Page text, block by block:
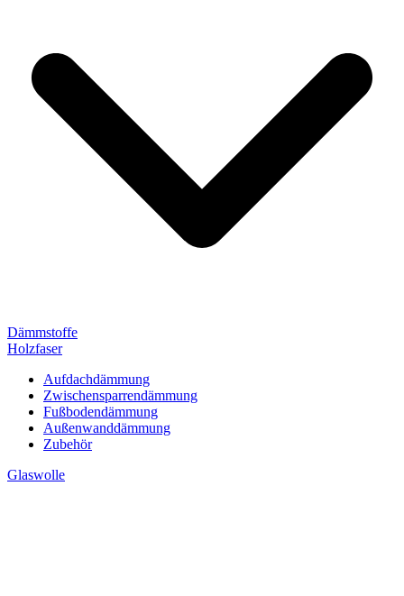
Dämmstoffe
Holzfaser
Aufdachdämmung
Zwischensparrendämmung
Fußbodendämmung
Außenwanddämmung
Zubehör
Glaswolle